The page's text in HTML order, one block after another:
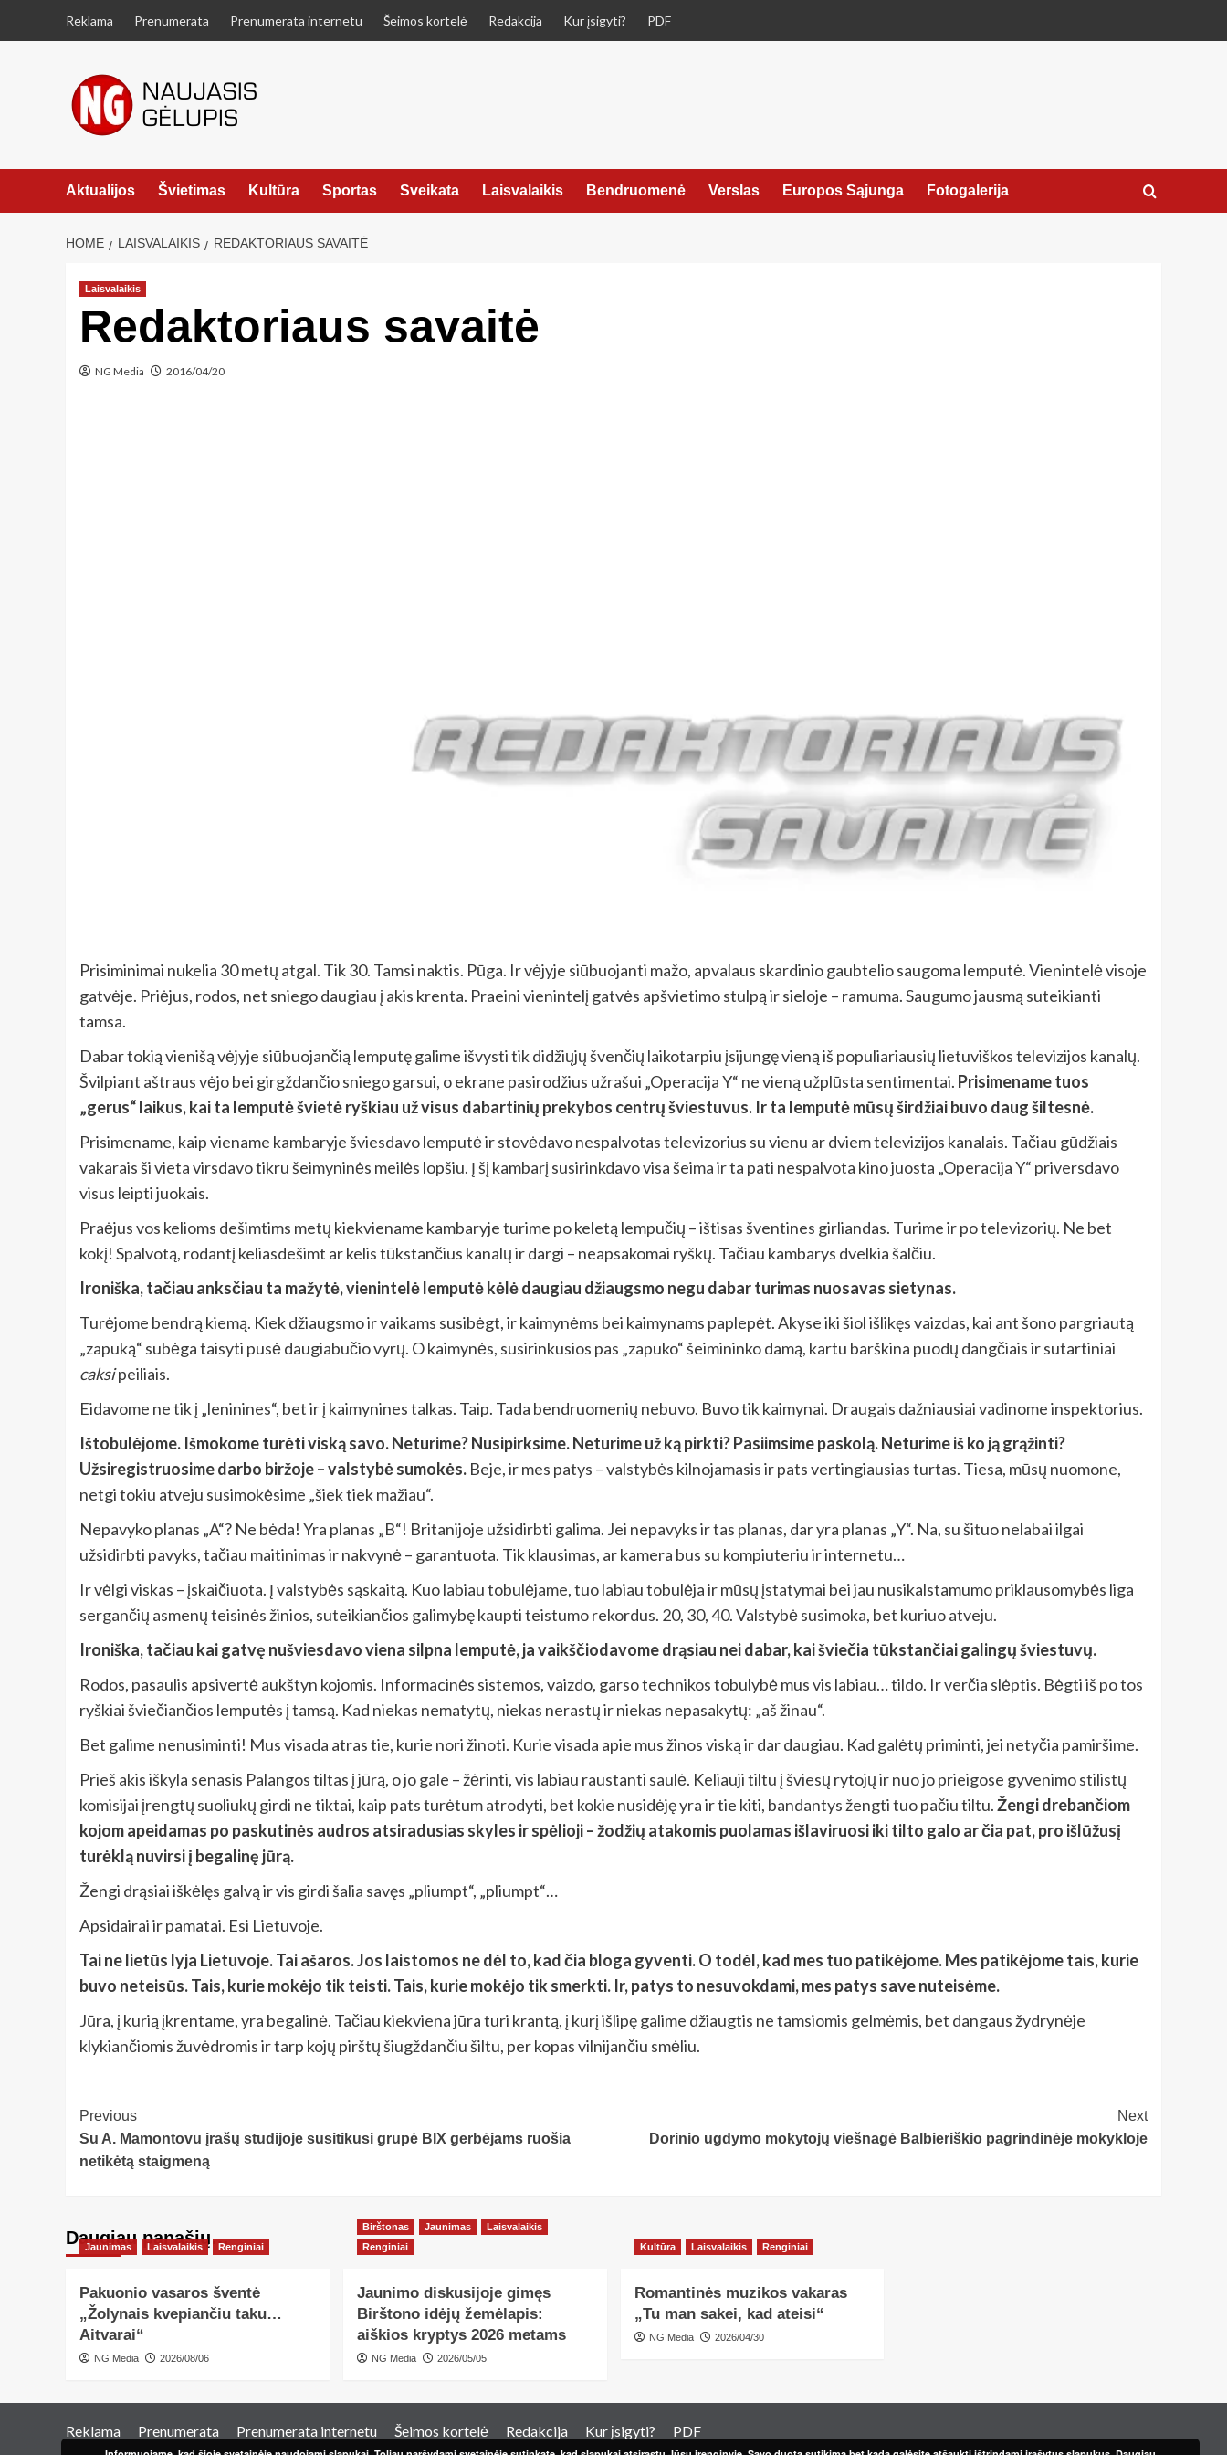
Reklama Prenumerata Prenumerata internetu Šeimos kortelė Redakcija Kur įsigyti? PDF
Aktualijos Švietimas Kultūra Sportas Sveikata Laisvalaikis Bendruomenė Verslas Europos Sąjunga Fotogalerija
HOME LAISVALAIKIS REDAKTORIAUS SAVAITĖ
Laisvalaikis
Redaktoriaus savaitė
NG Media 2016/04/20
Prisiminimai nukelia 30 metų atgal. Tik 30. Tamsi naktis. Pūga. Ir vėjyje siūbuojanti mažo, apvalaus skardinio gaubtelio saugoma lemputė. Vienintelė visoje
gatvėje. Priėjus, rodos, net sniego daugiau į akis krenta. Praeini vienintelį gatvės apšvietimo stulpą ir sieloje – ramuma. Saugumo jausmą suteikianti
tamsa.
Dabar tokią vienišą vėjyje siūbuojančią lemputę galime išvysti tik didžiųjų švenčių laikotarpiu įsijungę vieną iš populiariausių lietuviškos televizijos kanalų.
Švilpiant aštraus vėjo bei girgždančio sniego garsui, o ekrane pasirodžius užrašui „Operacija Y“ ne vieną užplūsta sentimentai. Prisimename tuos
„gerus“ laikus, kai ta lemputė švietė ryškiau už visus dabartinių prekybos centrų šviestuvus. Ir ta lemputė mūsų širdžiai buvo daug šiltesnė.
Prisimename, kaip viename kambaryje šviesdavo lemputė ir stovėdavo nespalvotas televizorius su vienu ar dviem televizijos kanalais. Tačiau gūdžiais
vakarais ši vieta virsdavo tikru šeimyninės meilės lopšiu. Į šį kambarį susirinkdavo visa šeima ir ta pati nespalvota kino juosta „Operacija Y“ priversdavo
visus leipti juokais.
Praėjus vos kelioms dešimtims metų kiekviename kambaryje turime po keletą lempučių – ištisas šventines girliandas. Turime ir po televizorių. Ne bet
kokį! Spalvotą, rodantį keliasdešimt ar kelis tūkstančius kanalų ir dargi – neapsakomai ryškų. Tačiau kambarys dvelkia šalčiu.
Ironiška, tačiau anksčiau ta mažytė, vienintelė lemputė kėlė daugiau džiaugsmo negu dabar turimas nuosavas sietynas.
Turėjome bendrą kiemą. Kiek džiaugsmo ir vaikams susibėgt, ir kaimynėms bei kaimynams paplepėt. Akyse iki šiol išlikęs vaizdas, kai ant šono pargriautą
„zapuką“ subėga taisyti pusė daugiabučio vyrų. O kaimynės, susirinkusios pas „zapuko“ šeimininko damą, kartu barškina puodų dangčiais ir sutartiniai
caksipeiliais.
Eidavome ne tik į „leninines“, bet ir į kaimynines talkas. Taip. Tada bendruomenių nebuvo. Buvo tik kaimynai. Draugais dažniausiai vadinome inspektorius.
Ištobulėjome. Išmokome turėti viską savo. Neturime? Nusipirksime. Neturime už ką pirkti? Pasiimsime paskolą. Neturime iš ko ją grąžinti?
Užsiregistruosime darbo biržoje – valstybė sumokės. Beje, ir mes patys – valstybės kilnojamasis ir pats vertingiausias turtas. Tiesa, mūsų nuomone,
netgi tokiu atveju susimokėsime „šiek tiek mažiau“.
Nepavyko planas „A“? Ne bėda! Yra planas „B“! Britanijoje užsidirbti galima. Jei nepavyks ir tas planas, dar yra planas „Y“. Na, su šituo nelabai ilgai
užsidirbti pavyks, tačiau maitinimas ir nakvynė – garantuota. Tik klausimas, ar kamera bus su kompiuteriu ir internetu…
Ir vėlgi viskas – įskaičiuota. Į valstybės sąskaitą. Kuo labiau tobulėjame, tuo labiau tobulėja ir mūsų įstatymai bei jau nusikalstamumo priklausomybės liga
sergančių asmenų teisinės žinios, suteikiančios galimybę kaupti teistumo rekordus. 20, 30, 40. Valstybė susimoka, bet kuriuo atveju.
Ironiška, tačiau kai gatvę nušviesdavo viena silpna lemputė, ja vaikščiodavome drąsiau nei dabar, kai šviečia tūkstančiai galingų šviestuvų.
Rodos, pasaulis apsivertė aukštyn kojomis. Informacinės sistemos, vaizdo, garso technikos tobulybė mus vis labiau… tildo. Ir verčia slėptis. Bėgti iš po tos
ryškiai šviečiančios lemputės į tamsą. Kad niekas nematytų, niekas nerastų ir niekas nepasakytų: „aš žinau“.
Bet galime nenusiminti! Mus visada atras tie, kurie nori žinoti. Kurie visada apie mus žinos viską ir dar daugiau. Kad galėtų priminti, jei netyčia pamiršime.
Prieš akis iškyla senasis Palangos tiltas į jūrą, o jo gale – žėrinti, vis labiau raustanti saulė. Keliauji tiltu į šviesų rytojų ir nuo jo prieigose gyvenimo stilistų
komisijai įrengtų suoliukų girdi ne tiktai, kaip pats turėtum atrodyti, bet kokie nusidėję yra ir tie kiti, bandantys žengti tuo pačiu tiltu.Žengi drebančiom
kojom apeidamas po paskutinės audros atsiradusias skyles ir spėlioji – žodžių atakomis puolamas išlaviruosi iki tilto galo ar čia pat, pro išlūžusį
turėklą nuvirsi į begalinę jūrą.
Žengi drąsiai iškėlęs galvą ir vis girdi šalia savęs „pliumpt“, „pliumpt“…
Apsidairai ir pamatai. Esi Lietuvoje.
Tai ne lietūs lyja Lietuvoje. Tai ašaros. Jos laistomos ne dėl to, kad čia bloga gyventi. O todėl, kad mes tuo patikėjome. Mes patikėjome tais, kurie
buvo neteisūs. Tais, kurie mokėjo tik teisti. Tais, kurie mokėjo tik smerkti. Ir, patys to nesuvokdami, mes patys save nuteisėme.
Jūra, į kurią įkrentame, yra begalinė. Tačiau kiekviena jūra turi krantą, į kurį išlipę galime džiaugtis ne tamsiomis gelmėmis, bet dangaus žydrynėje
klykiančiomis žuvėdromis ir tarp kojų pirštų šiugždančiu šiltu, per kopas vilnijančiu smėliu.
Post
Navigation
Previous
Su A. Mamontovu įrašų studijoje susitikusi grupė BIX gerbėjams ruošia
netikėtą staigmeną
Next
Dorinio ugdymo mokytojų viešnagė Balbieriškio pagrindinėje mokykloje
Daugiau panašių…
Jaunimas Laisvalaikis Renginiai
Pakuonio vasaros šventė
„Žolynais kvepiančiu taku…
Aitvarai“
NG Media 2026/08/06
Birštonas Jaunimas
Laisvalaikis
Renginiai
Jaunimo diskusijoje gimęs
Birštono idėjų žemėlapis:
aiškios kryptys 2026 metams
NG Media 2026/05/05
Kultūra Laisvalaikis Renginiai
Romantinės muzikos vakaras
„Tu man sakei, kad ateisi“
NG Media 2026/04/30
Reklama Prenumerata Prenumerata internetu Šeimos kortelė Redakcija Kur įsigyti? PDF